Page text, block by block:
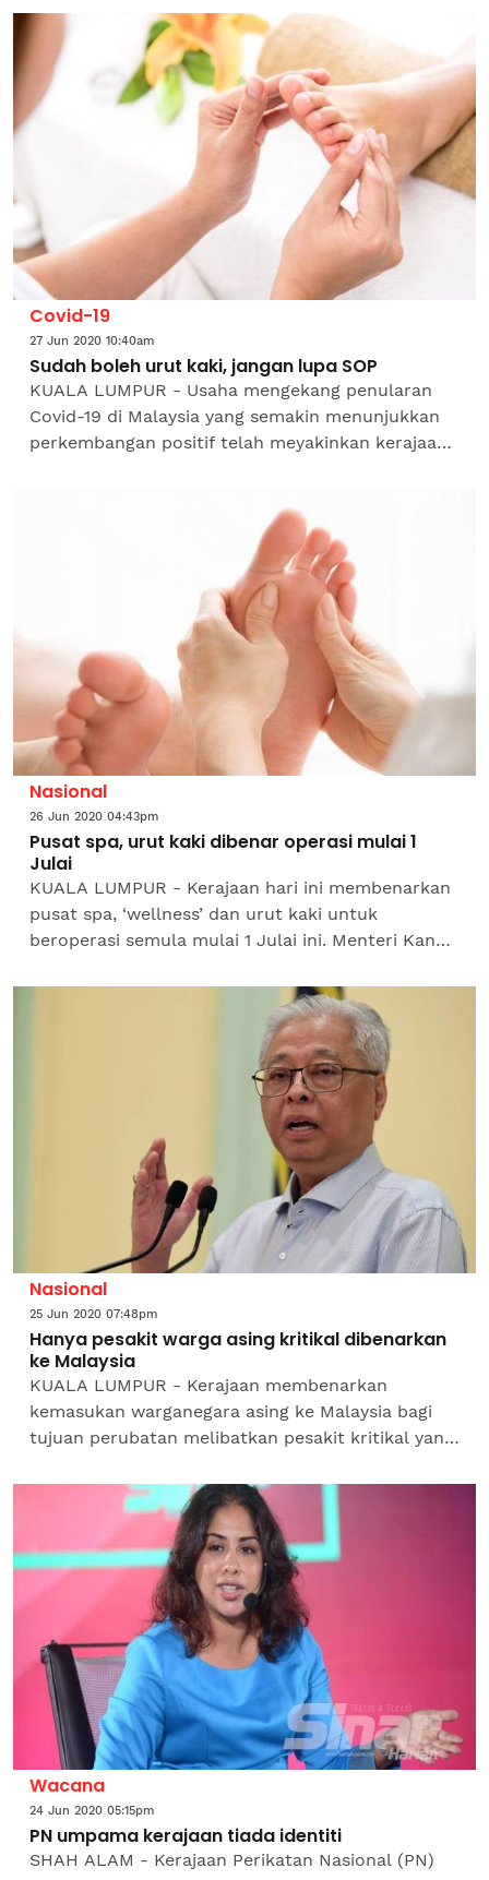
taman tema beroperasi, selain...
Covid-19
27 Jun 2020 10:40am
Sudah boleh urut kaki, jangan lupa SOP
KUALA LUMPUR - Usaha mengekang penularan
Covid-19 di Malaysia yang semakin menunjukkan
perkembangan positif telah meyakinkan kerajaan
Nasional
26 Jun 2020 04:43pm
Pusat spa, urut kaki dibenar operasi mulai 1
Julai
KUALA LUMPUR - Kerajaan hari ini membenarkan
pusat spa, ‘wellness’ dan urut kaki untuk
beroperasi semula mulai 1 Julai ini. Menteri Kanan
berkata,...
Nasional
25 Jun 2020 07:48pm
Hanya pesakit warga asing kritikal dibenarkan
ke Malaysia
KUALA LUMPUR - Kerajaan membenarkan
kemasukan warganegara asing ke Malaysia bagi
tujuan perubatan melibatkan pesakit kritikal yang
Rapi (ICU) atau Unit...
Wacana
24 Jun 2020 05:15pm
PN umpama kerajaan tiada identiti
SHAH ALAM - Kerajaan Perikatan Nasional (PN)